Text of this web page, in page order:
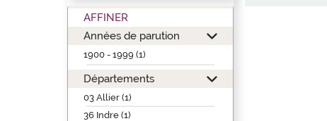
AFFINER
Années de parution
1900 - 1999 (1)
Départements
03 Allier (1)
36 Indre (1)